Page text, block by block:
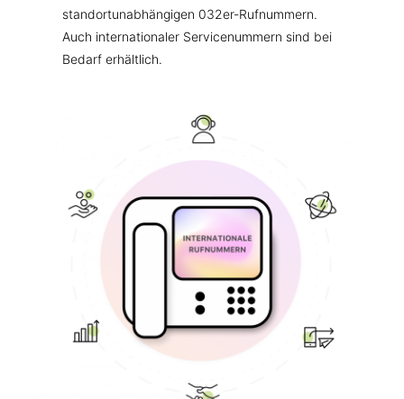
standortunabhängigen 032er-Rufnummern.
Auch internationaler Servicenummern sind bei
Bedarf erhältlich.